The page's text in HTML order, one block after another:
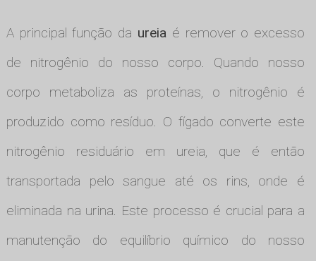
A principal função da ureia é remover o excesso
de nitrogênio do nosso corpo. Quando nosso
corpo metaboliza as proteínas, o nitrogênio é
produzido como resíduo. O fígado converte este
nitrogênio residuário em ureia, que é então
transportada pelo sangue até os rins, onde é
eliminada na urina. Este processo é crucial para a
manutenção do equilíbrio químico do nosso